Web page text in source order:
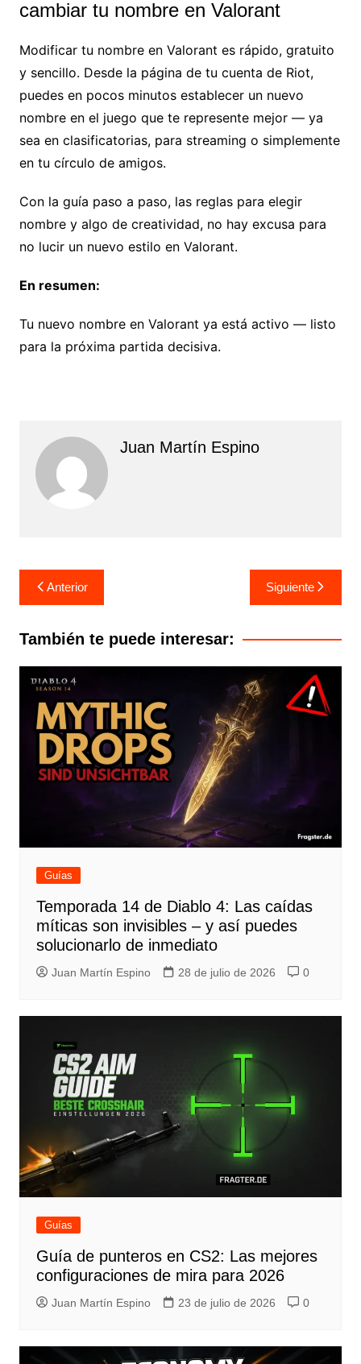
cambiar tu nombre en Valorant
Modificar tu nombre en Valorant es rápido, gratuito
y sencillo. Desde la página de tu cuenta de Riot,
puedes en pocos minutos establecer un nuevo
nombre en el juego que te represente mejor — ya
sea en clasificatorias, para streaming o simplemente
en tu círculo de amigos.
Con la guía paso a paso, las reglas para elegir
nombre y algo de creatividad, no hay excusa para
no lucir un nuevo estilo en Valorant.
En resumen:
Tu nuevo nombre en Valorant ya está activo — listo
para la próxima partida decisiva.
Juan Martín Espino
Navegación
de
entradas
Anterior Siguiente
También te puede interesar:
Guías
Temporada 14 de Diablo 4: Las caídas
míticas son invisibles – y así puedes
solucionarlo de inmediato
Juan Martín Espino 28 de julio de 2026 0
Guías
Guía de punteros en CS2: Las mejores
configuraciones de mira para 2026
Juan Martín Espino 23 de julio de 2026 0